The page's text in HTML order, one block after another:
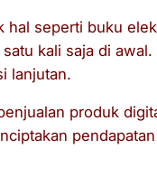
hal seperti buku
kali saja di
lanjutan.
produk